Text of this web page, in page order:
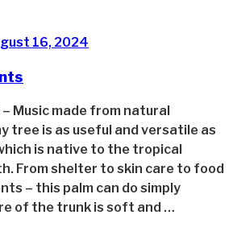
16, 2024
Music made from natural
tree is as useful and versatile as
is native to the tropical
From shelter to skin care to food
– this palm can do simply
of the trunk is soft and …